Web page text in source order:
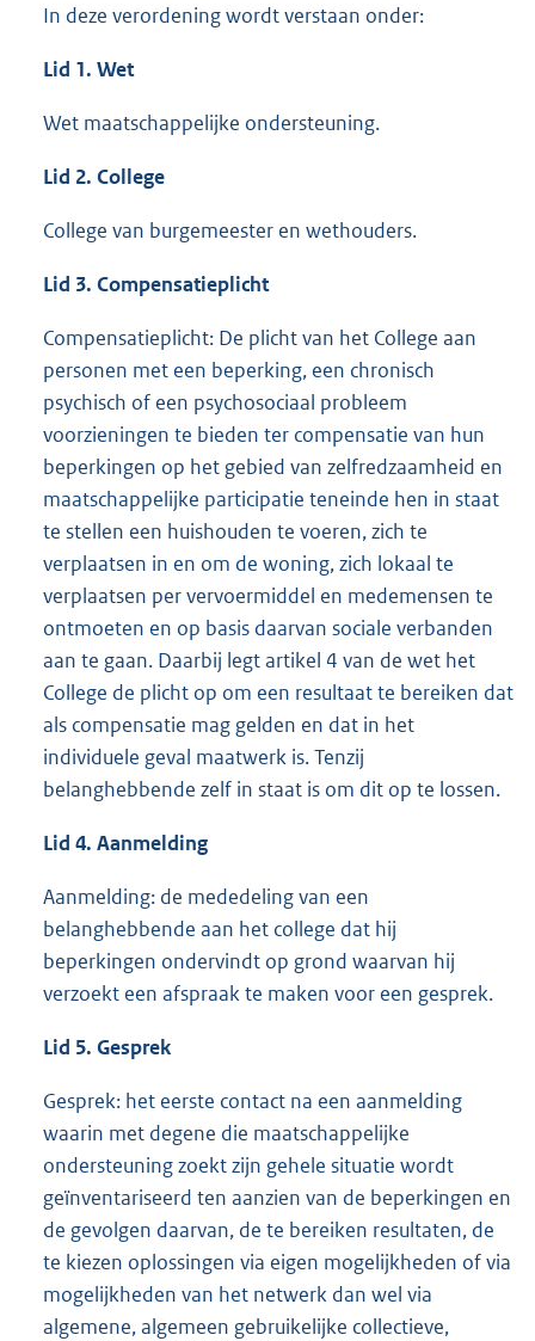
In deze verordening wordt verstaan onder:
Lid 1. Wet
Wet maatschappelijke ondersteuning.
Lid 2. College
College van burgemeester en wethouders.
Lid 3. Compensatieplicht
Compensatieplicht: De plicht van het College aan
personen met een beperking, een chronisch
psychisch of een psychosociaal probleem
voorzieningen te bieden ter compensatie van hun
beperkingen op het gebied van zelfredzaamheid en
maatschappelijke participatie teneinde hen in staat
te stellen een huishouden te voeren, zich te
verplaatsen in en om de woning, zich lokaal te
verplaatsen per vervoermiddel en medemensen te
ontmoeten en op basis daarvan sociale verbanden
aan te gaan. Daarbij legt artikel 4 van de wet het
College de plicht op om een resultaat te bereiken dat
als compensatie mag gelden en dat in het
individuele geval maatwerk is. Tenzij
belanghebbende zelf in staat is om dit op te lossen.
Lid 4. Aanmelding
Aanmelding: de mededeling van een
belanghebbende aan het college dat hij
beperkingen ondervindt op grond waarvan hij
verzoekt een afspraak te maken voor een gesprek.
Lid 5. Gesprek
Gesprek: het eerste contact na een aanmelding
waarin met degene die maatschappelijke
ondersteuning zoekt zijn gehele situatie wordt
geïnventariseerd ten aanzien van de beperkingen en
de gevolgen daarvan, de te bereiken resultaten, de
te kiezen oplossingen via eigen mogelijkheden of via
mogelijkheden van het netwerk dan wel via
algemene, algemeen gebruikelijke collectieve,